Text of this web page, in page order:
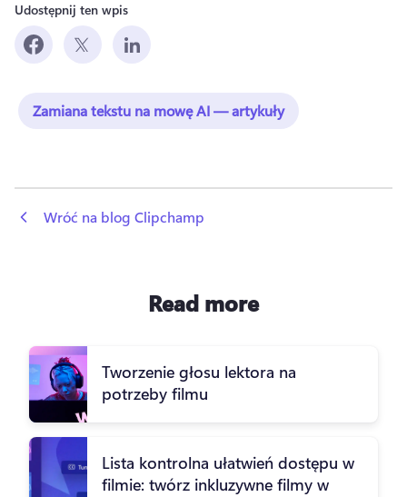
Udostępnij ten wpis
Zamiana tekstu na mowę AI — artykuły
Wróć na blog Clipchamp
Read more
Tworzenie głosu lektora na
potrzeby filmu
Lista kontrolna ułatwień dostępu w
filmie: twórz inkluzywne filmy w